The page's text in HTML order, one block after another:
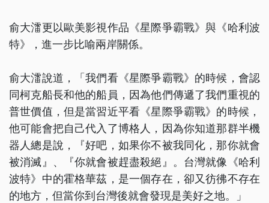
俞大㵢更以歐美影視作品《星際爭霸戰》與《哈利波
特》，進一步比喻兩岸關係。
俞大㵢說道，「我們看《星際爭霸戰》的時候，會認
同柯克船長和他的船員，因為他們傳遞了我們重視的
普世價值，但是當習近平看《星際爭霸戰》的時候，
他可能會把自己代入了博格人，因為你知道那群半機
器人總是說，『好吧，如果你不被我同化，那你就會
被消滅』、『你就會被趕盡殺絕』。台灣就像《哈利
波特》中的霍格華茲，是一個存在，卻又彷彿不存在
的地方，但當你到台灣後就會發現是美好之地。」